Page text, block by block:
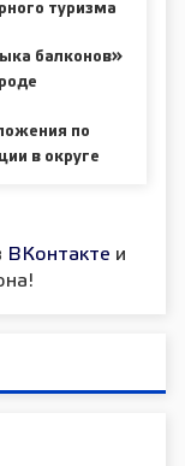
туризма
балконов»
по
в округе
ВКонтакте и